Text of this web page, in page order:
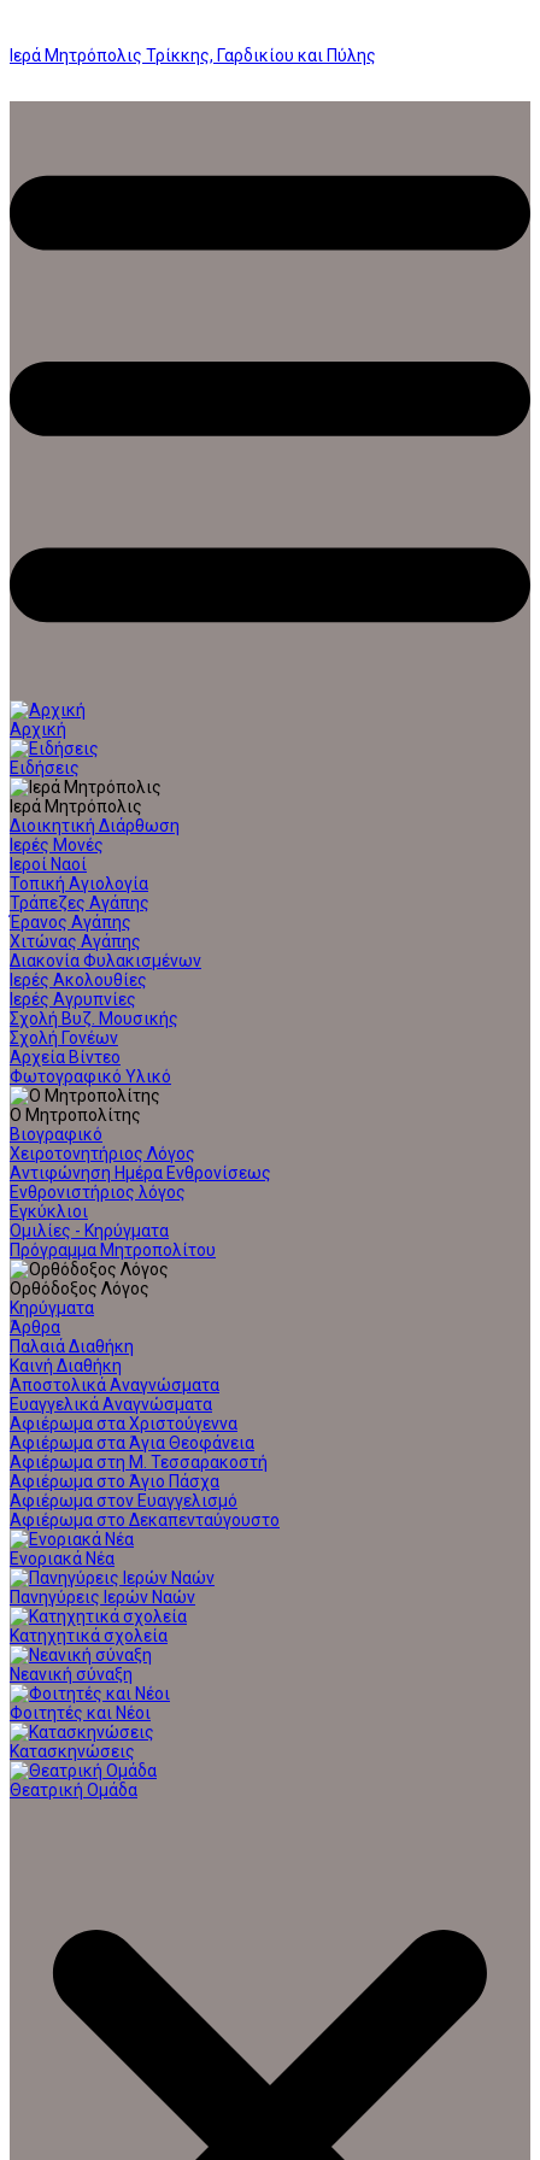
Ιερά Μητρόπολις Τρίκκης, Γαρδικίου και Πύλης
Αρχική
Ειδήσεις
Ιερά Μητρόπολις
Διοικητική Διάρθωση
Ιερές Μονές
Ιεροί Ναοί
Τοπική Αγιολογία
Τράπεζες Αγάπης
Έρανος Αγάπης
Χιτώνας Αγάπης
Διακονία Φυλακισμένων
Ιερές Ακολουθίες
Ιερές Αγρυπνίες
Σχολή Βυζ. Μουσικής
Σχολή Γονέων
Αρχεία Βίντεο
Φωτογραφικό Υλικό
Ο Μητροπολίτης
Βιογραφικό
Χειροτονητήριος Λόγος
Αντιφώνηση Ημέρα Ενθρονίσεως
Ενθρονιστήριος λόγος
Εγκύκλιοι
Ομιλίες - Κηρύγματα
Πρόγραμμα Μητροπολίτου
Ορθόδοξος Λόγος
Κηρύγματα
Άρθρα
Παλαιά Διαθήκη
Καινή Διαθήκη
Αποστολικά Αναγνώσματα
Ευαγγελικά Αναγνώσματα
Αφιέρωμα στα Χριστούγεννα
Αφιέρωμα στα Άγια Θεοφάνεια
Αφιέρωμα στη Μ. Τεσσαρακοστή
Αφιέρωμα στο Άγιο Πάσχα
Αφιέρωμα στον Ευαγγελισμό
Αφιέρωμα στο Δεκαπενταύγουστο
Ενοριακά Νέα
Πανηγύρεις Ιερών Ναών
Κατηχητικά σχολεία
Νεανική σύναξη
Φοιτητές και Νέοι
Κατασκηνώσεις
Θεατρική Ομάδα